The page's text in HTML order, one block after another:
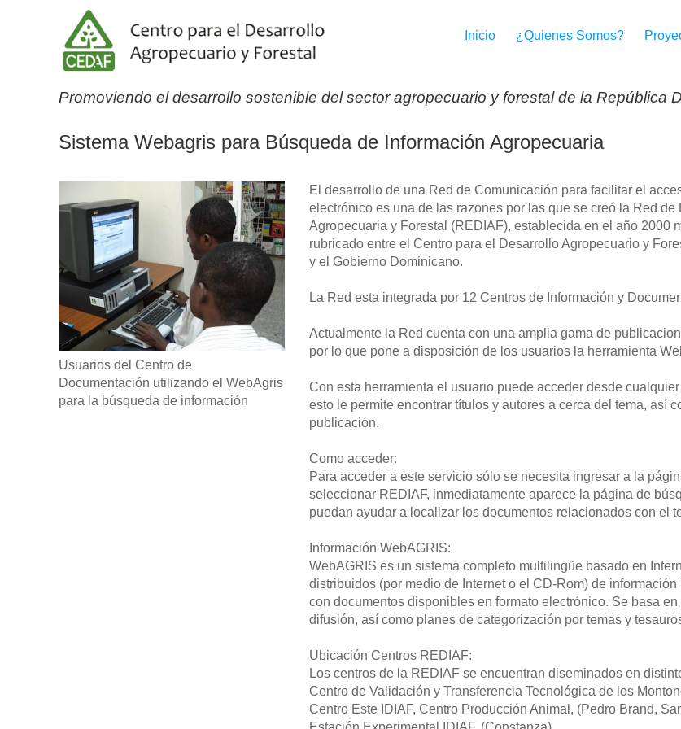
Inicio ¿Quienes Somos?
Promoviendo el desarrollo sostenible del sector agropecuario y forestal de la República
Sistema Webagris para Búsqueda de Información Agropecuaria
Usuarios del Centro de
Documentación utilizando el WebAgris
para la búsqueda de información
El desarrollo de una Red de Comunicación para facilitar el
electrónico es una de las razones por las que se creó la Red
Agropecuaria y Forestal (REDIAF), establecida en el año 2000
rubricado entre el Centro para el Desarrollo Agropecuario y
y el Gobierno Dominicano.
La Red esta integrada por 12 Centros de Información y
Actualmente la Red cuenta con una amplia gama de
por lo que pone a disposición de los usuarios la herramienta
Con esta herramienta el usuario puede acceder desde
esto le permite encontrar títulos y autores a cerca del tema, así
publicación.
Como acceder:
Para acceder a este servicio sólo se necesita ingresar a la
seleccionar REDIAF, inmediatamente aparece la página de
puedan ayudar a localizar los documentos relacionados con el
Información WebAGRIS:
WebAGRIS es un sistema completo multilingüe basado en
distribuidos (por medio de Internet o el CD-Rom) de
con documentos disponibles en formato electrónico. Se basa
difusión, así como planes de categorización por temas y
Ubicación Centros REDIAF:
Los centros de la REDIAF se encuentran diseminados en
Centro de Validación y Transferencia Tecnológica de los
Centro Este IDIAF, Centro Producción Animal, (Pedro Brand,